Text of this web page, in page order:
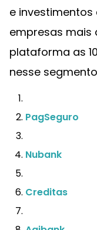
e
empresas mais
plataforma as
nesse
PagSeguro
Nubank
Creditas